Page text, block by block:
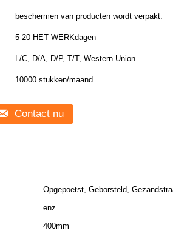
beschermen van producten wordt verpakt.
5-20 HET WERKdagen
L/C, D/A, D/P, T/T, Western Union
10000 stukken/maand
Contact nu
Opgepoetst, Geborsteld,
enz.
400mm